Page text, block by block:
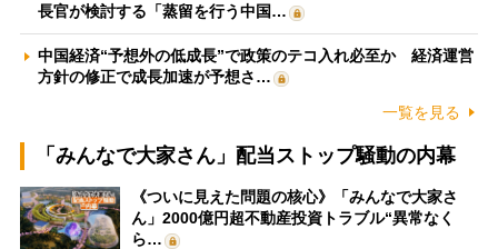
長官が検討する「蒸留を行う中国…
中国経済“予想外の低成長”で政策のテコ入れ必至か 経済運営
方針の修正で成長加速が予想さ…
一覧を見る
「みんなで大家さん」配当ストップ騒動の内幕
《ついに見えた問題の核心》「みんなで大家さ
ん」2000億円超不動産投資トラブル“異常なく
ら…